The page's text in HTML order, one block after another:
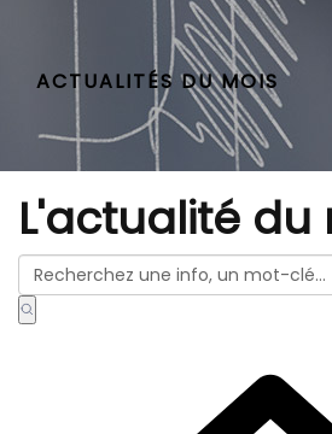
ACTUALITÉS DU MOIS
L'actualité du